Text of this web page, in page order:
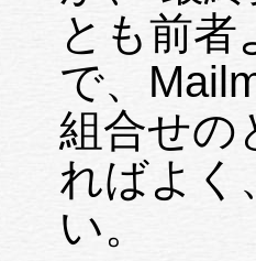
とも前
で、
組合せの
ればよく
い。